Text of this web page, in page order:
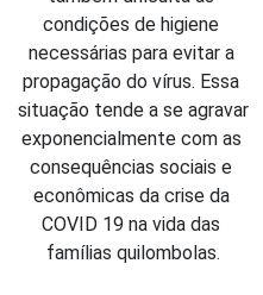
condições de higiene
necessárias para evitar a
propagação do vírus. Essa
situação tende a se agravar
exponencialmente com as
consequências sociais e
econômicas da crise da
COVID 19 na vida das
famílias quilombolas.